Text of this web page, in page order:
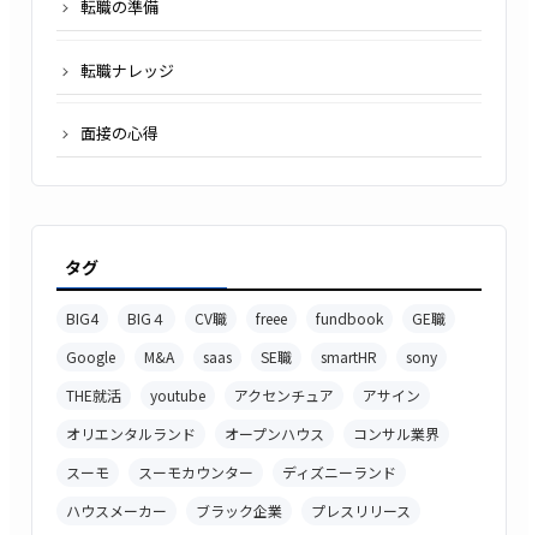
転職の準備
転職ナレッジ
面接の心得
タグ
BIG4 BIG４ CV職 freee fundbook
GE職
Google
M&A saas SE職 smartHR
sony
THE就活
youtube アクセンチュア
アサイン
オリエンタルランド
オープンハウス
コンサル業界
スーモ
スーモカウンター
ディズニーランド
ハウスメーカー
ブラック企業 プレスリリース